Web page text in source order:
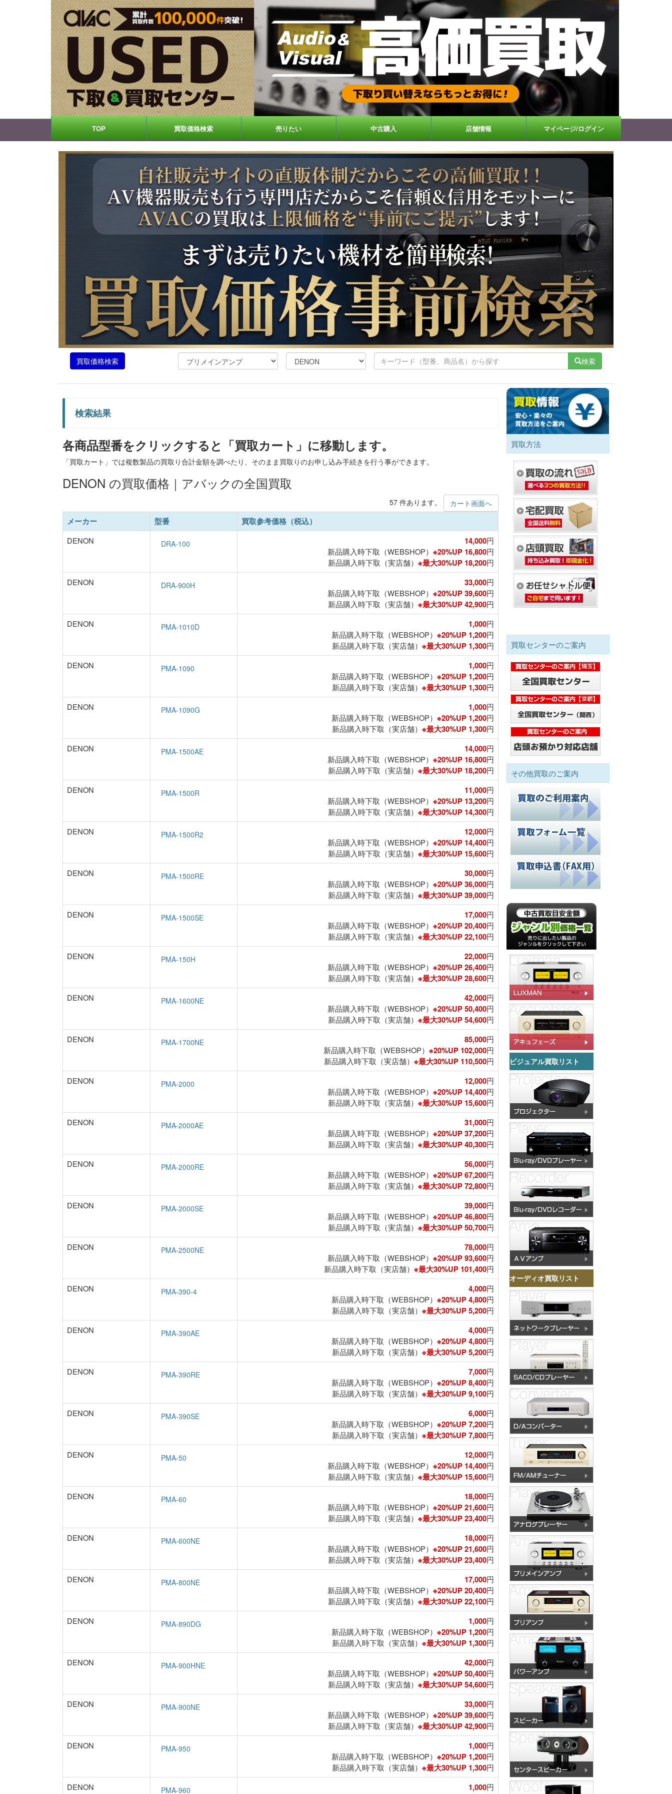
TOP 買取価格検索 売りたい 中古購入 店舗情報 マイページ/ログイン
買取価格検索 検索
検索結果
各商品型番をクリックすると「買取カート」に移動します。
「買取カート」では複数製品の買取り合計金額を調べたり、そのまま買取りのお申し込み手続きを行う事ができます。
DENON の買取価格｜アバックの全国買取
57 件あります。 カート画面へ
メーカー 型番 買取参考価格（税込）
DENON 14,000円
新品購入時下取（WEBSHOP） ※20%UP 16,800円
新品購入時下取（実店舗） ※最大30%UP 18,200円
DENON
33,000円
新品購入時下取（WEBSHOP） ※20%UP 39,600円
新品購入時下取（実店舗） ※最大30%UP 42,900円
DENON
1,000円
新品購入時下取（WEBSHOP） ※20%UP 1,200円
新品購入時下取（実店舗） ※最大30%UP 1,300円
DENON
1,000円
新品購入時下取（WEBSHOP） ※20%UP 1,200円
新品購入時下取（実店舗） ※最大30%UP 1,300円
DENON
1,000円
新品購入時下取（WEBSHOP） ※20%UP 1,200円
新品購入時下取（実店舗） ※最大30%UP 1,300円
DENON
14,000円
新品購入時下取（WEBSHOP） ※20%UP 16,800円
新品購入時下取（実店舗） ※最大30%UP 18,200円
DENON
11,000円
新品購入時下取（WEBSHOP） ※20%UP 13,200円
新品購入時下取（実店舗） ※最大30%UP 14,300円
DENON
12,000円
新品購入時下取（WEBSHOP） ※20%UP 14,400円
新品購入時下取（実店舗） ※最大30%UP 15,600円
DENON
30,000円
新品購入時下取（WEBSHOP） ※20%UP 36,000円
新品購入時下取（実店舗） ※最大30%UP 39,000円
DENON
17,000円
新品購入時下取（WEBSHOP） ※20%UP 20,400円
新品購入時下取（実店舗） ※最大30%UP 22,100円
DENON
22,000円
新品購入時下取（WEBSHOP） ※20%UP 26,400円
新品購入時下取（実店舗） ※最大30%UP 28,600円
DENON
42,000円
新品購入時下取（WEBSHOP） ※20%UP 50,400円
新品購入時下取（実店舗） ※最大30%UP 54,600円
DENON
85,000円
新品購入時下取（WEBSHOP） ※20%UP 102,000円
新品購入時下取（実店舗） ※最大30%UP 110,500円
DENON
12,000円
新品購入時下取（WEBSHOP） ※20%UP 14,400円
新品購入時下取（実店舗） ※最大30%UP 15,600円
DENON
31,000円
新品購入時下取（WEBSHOP） ※20%UP 37,200円
新品購入時下取（実店舗） ※最大30%UP 40,300円
DENON
56,000円
新品購入時下取（WEBSHOP） ※20%UP 67,200円
新品購入時下取（実店舗） ※最大30%UP 72,800円
DENON
39,000円
新品購入時下取（WEBSHOP） ※20%UP 46,800円
新品購入時下取（実店舗） ※最大30%UP 50,700円
DENON
78,000円
新品購入時下取（WEBSHOP） ※20%UP 93,600円
新品購入時下取（実店舗） ※最大30%UP 101,400円
DENON
4,000円
新品購入時下取（WEBSHOP） ※20%UP 4,800円
新品購入時下取（実店舗） ※最大30%UP 5,200円
DENON
4,000円
新品購入時下取（WEBSHOP） ※20%UP 4,800円
新品購入時下取（実店舗） ※最大30%UP 5,200円
DENON
7,000円
新品購入時下取（WEBSHOP） ※20%UP 8,400円
新品購入時下取（実店舗） ※最大30%UP 9,100円
DENON
6,000円
新品購入時下取（WEBSHOP） ※20%UP 7,200円
新品購入時下取（実店舗） ※最大30%UP 7,800円
DENON
12,000円
新品購入時下取（WEBSHOP） ※20%UP 14,400円
新品購入時下取（実店舗） ※最大30%UP 15,600円
DENON
18,000円
新品購入時下取（WEBSHOP） ※20%UP 21,600円
新品購入時下取（実店舗） ※最大30%UP 23,400円
DENON
18,000円
新品購入時下取（WEBSHOP） ※20%UP 21,600円
新品購入時下取（実店舗） ※最大30%UP 23,400円
DENON
17,000円
新品購入時下取（WEBSHOP） ※20%UP 20,400円
新品購入時下取（実店舗） ※最大30%UP 22,100円
DENON
1,000円
新品購入時下取（WEBSHOP） ※20%UP 1,200円
新品購入時下取（実店舗） ※最大30%UP 1,300円
DENON
42,000円
新品購入時下取（WEBSHOP） ※20%UP 50,400円
新品購入時下取（実店舗） ※最大30%UP 54,600円
DENON
33,000円
新品購入時下取（WEBSHOP） ※20%UP 39,600円
新品購入時下取（実店舗） ※最大30%UP 42,900円
DENON
1,000円
新品購入時下取（WEBSHOP） ※20%UP 1,200円
新品購入時下取（実店舗） ※最大30%UP 1,300円
DENON
1,000円
買取方法
買取センターのご案内
その他買取のご案内
ビジュアル買取リスト
オーディオ買取リスト